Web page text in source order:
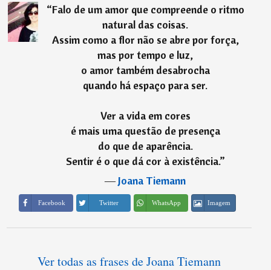
“Falo de um amor que compreende o ritmo
natural das coisas.
Assim como a flor não se abre por força,
mas por tempo e luz,
o amor também desabrocha
quando há espaço para ser.
Ver a vida em cores
é mais uma questão de presença
do que de aparência.
Sentir é o que dá cor à existência.”
―Joana Tiemann
Facebook Twitter WhatsApp Imagem
Ver todas as frases de Joana Tiemann